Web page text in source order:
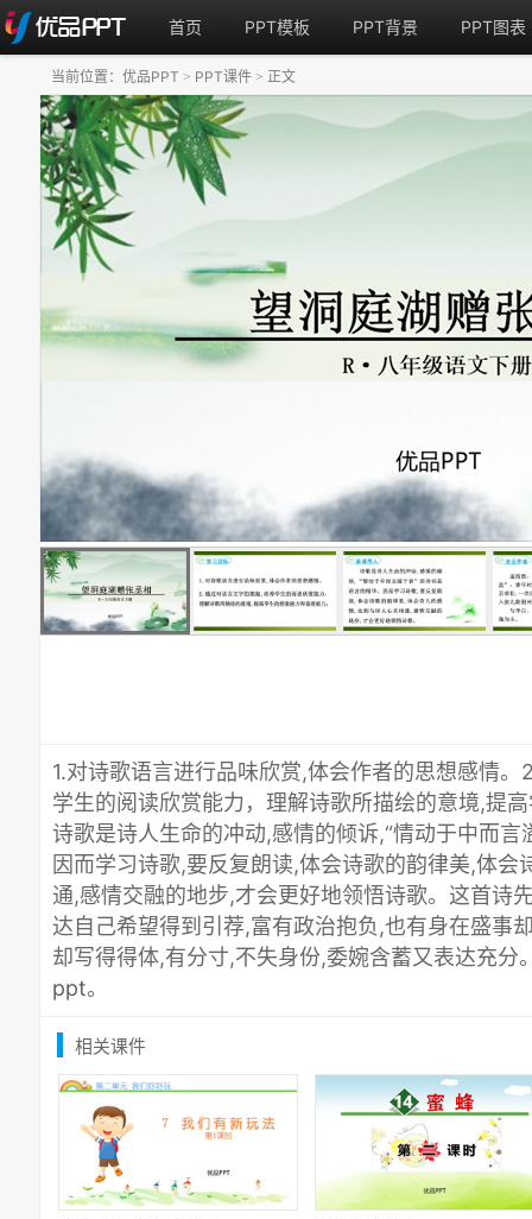
首页 PPT模板 PPT背景 PPT图表
1.对诗歌语言进行品味欣赏,体会作者的思想感情
学生的阅读欣赏能力，理解诗歌所描绘的意境,提
诗歌是诗人生命的冲动,感情的倾诉,“情动于中而言
因而学习诗歌,要反复朗读,体会诗歌的韵律美,体会
通,感情交融的地步,才会更好地领悟诗歌。这首诗
达自己希望得到引荐,富有政治抱负,也有身在盛事
却写得得体,有分寸,不失身份,委婉含蓄又表达充分
ppt。
当前位置： 优品PPT > PPT课件 > 正文
相关课件